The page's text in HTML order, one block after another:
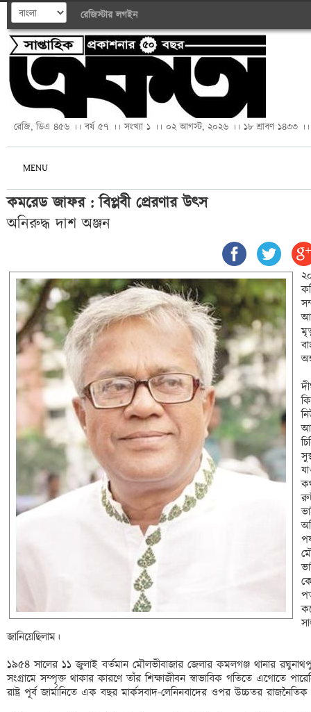
রেজিস্টার লগইন
রেজি, ডিএ ৪৫৬ ।। বর্ষ ৫৭ ।। সংখ্যা ১ ।। ০২ আগস্ট, ২০২৬ ।। ১৮ শ্রাবণ ১৪৩৩ ।।
MENU
কমরেড জাফর : বিপ্লবী প্রেরণার উৎস
অনিরুদ্ধ দাশ অঞ্জন
জানিয়েছিলাম।
১৯৫৪ সালের ১১ জুলাই বর্তমান মৌলভীবাজার জেলার কমলগঞ্জ থানার
সংগ্রামে সম্পৃক্ত থাকার কারণে তাঁর শিক্ষাজীবন স্বাভাবিক গতিতে এগোতে
রাষ্ট্র পূর্ব জার্মানিতে এক বছর মার্কসবাদ-লেনিনবাদের ওপর উচ্চতর